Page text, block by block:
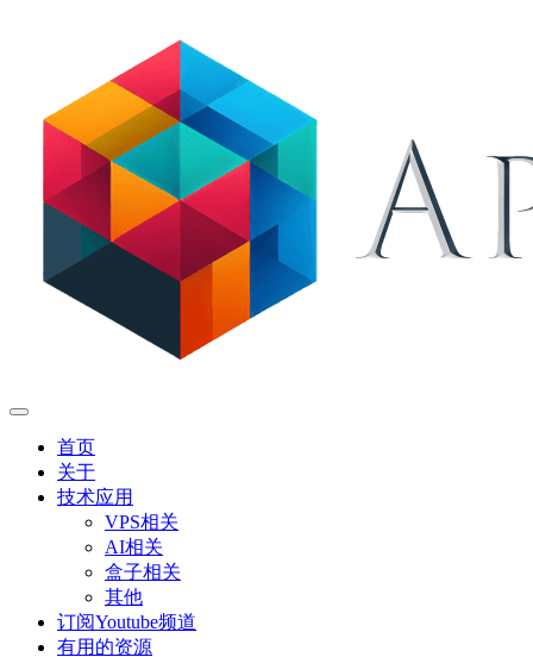
首页
关于
技术应用
VPS相关
AI相关
盒子相关
其他
订阅Youtube频道
有用的资源